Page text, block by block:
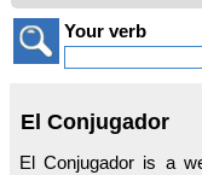
Your verb
El Conjugador
El Conjugador is a